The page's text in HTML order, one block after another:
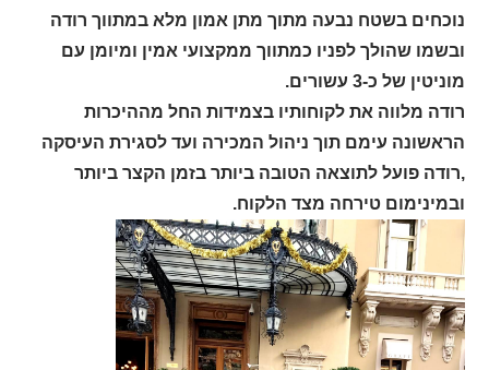
נוכחים בשטח נבעה מתוך מתן אמון מלא במתווך רודה
ובשמו שהולך לפניו כמתווך ממקצועי אמין ומיומן עם
מוניטין של כ-3 עשורים.
רודה מלווה את לקוחותיו בצמידות החל מההיכרות
הראשונה עימם תוך ניהול המכירה ועד לסגירת העיסקה
,רודה פועל לתוצאה הטובה ביותר בזמן הקצר ביותר
ובמינימום טירחה מצד הלקוח.